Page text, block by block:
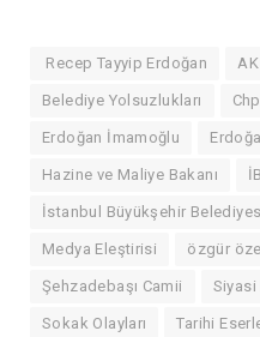
Recep Tayyip Erdoğan
Belediye Yolsuzlukları Chp
Erdoğan İmamoğlu
Hazine ve Maliye Bakanı
İstanbul Büyükşehir
Medya Eleştirisi özgür özel
Şehzadebaşı Camii Siyasi
Sokak Olayları Tarihi